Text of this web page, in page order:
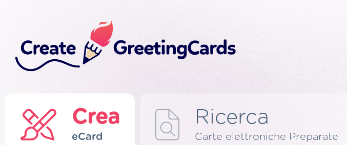
Crea
eCard
Ricerca
Carte elettroniche Preparate